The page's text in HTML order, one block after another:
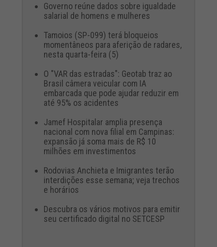
Governo reúne dados sobre igualdade
salarial de homens e mulheres
Tamoios (SP-099) terá bloqueios
momentâneos para aferição de radares,
nesta quarta-feira (5)
O "VAR das estradas": Geotab traz ao
Brasil câmera veicular com IA
embarcada que pode ajudar reduzir em
até 95% os acidentes
Jamef Hospitalar amplia presença
nacional com nova filial em Campinas:
expansão já soma mais de R$ 10
milhões em investimentos
Rodovias Anchieta e Imigrantes terão
interdições esse semana; veja trechos
e horários
Descubra os vários motivos para emitir
seu certificado digital no SETCESP